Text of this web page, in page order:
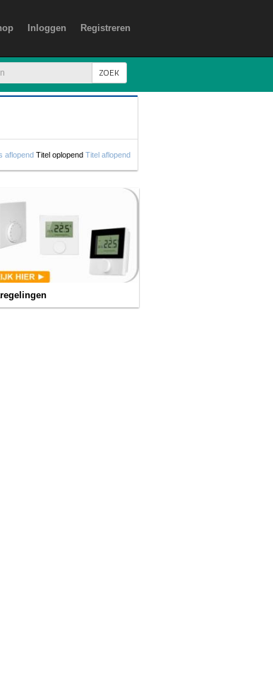
Inloggen Registreren
ZOEK
aflopend Titel oplopend Titel aflopend